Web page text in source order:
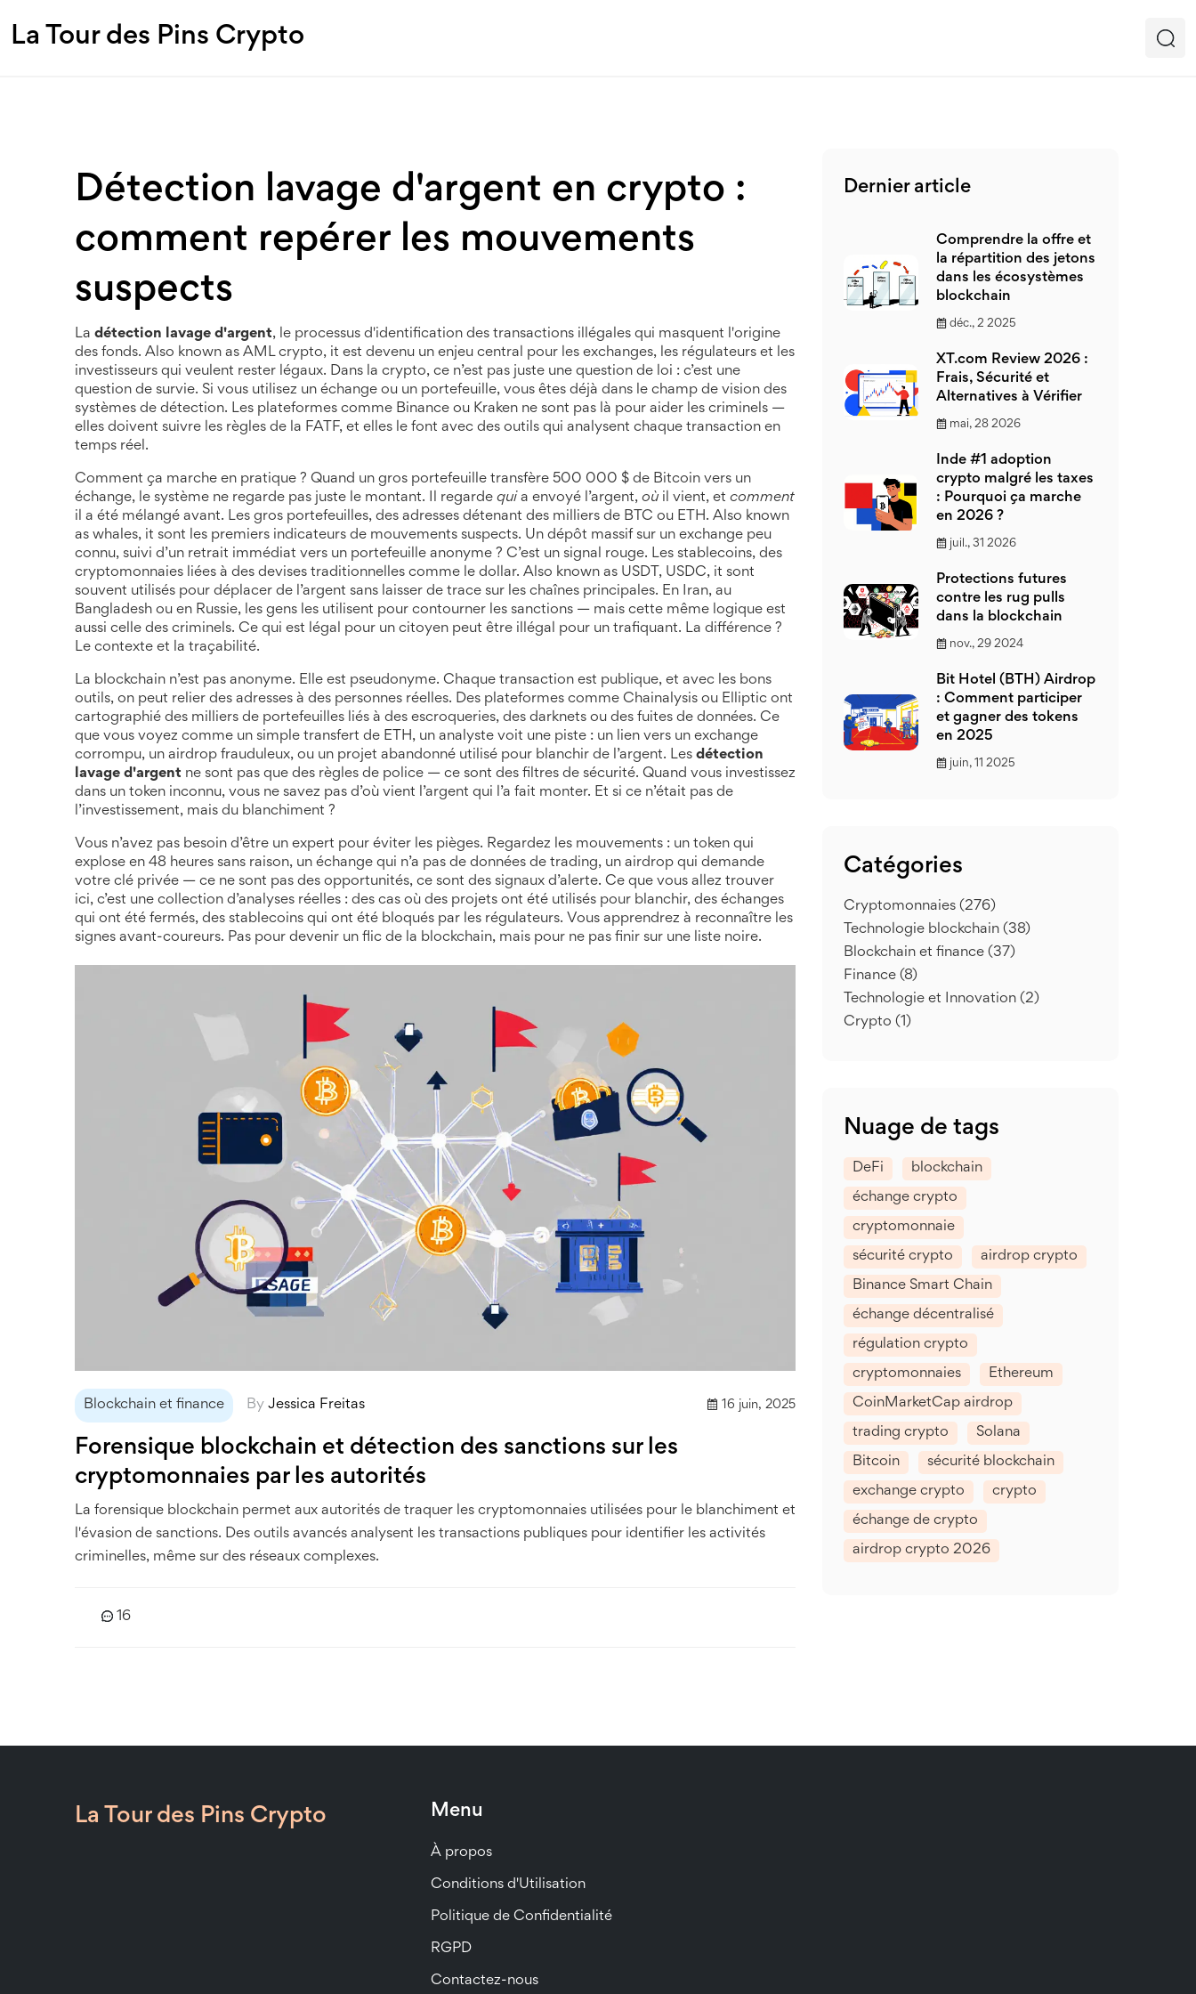
La Tour des Pins Crypto
Détection lavage d'argent en crypto :
comment repérer les mouvements
suspects
La détection lavage d'argent, le processus d'identification des transactions illégales qui masquent l'origine
des fonds. Also known as AML crypto, it est devenu un enjeu central pour les exchanges, les régulateurs et les
investisseurs qui veulent rester légaux. Dans la crypto, ce n’est pas juste une question de loi : c’est une
question de survie. Si vous utilisez un échange ou un portefeuille, vous êtes déjà dans le champ de vision des
systèmes de détection. Les plateformes comme Binance ou Kraken ne sont pas là pour aider les criminels —
elles doivent suivre les règles de la FATF, et elles le font avec des outils qui analysent chaque transaction en
temps réel.
Comment ça marche en pratique ? Quand un gros portefeuille transfère 500 000 $ de Bitcoin vers un
échange, le système ne regarde pas juste le montant. Il regarde qui a envoyé l’argent, où il vient, et comment
il a été mélangé avant. Les gros portefeuilles, des adresses détenant des milliers de BTC ou ETH. Also known
as whales, it sont les premiers indicateurs de mouvements suspects. Un dépôt massif sur un exchange peu
connu, suivi d’un retrait immédiat vers un portefeuille anonyme ? C’est un signal rouge. Les stablecoins, des
cryptomonnaies liées à des devises traditionnelles comme le dollar. Also known as USDT, USDC, it sont
souvent utilisés pour déplacer de l’argent sans laisser de trace sur les chaînes principales. En Iran, au
Bangladesh ou en Russie, les gens les utilisent pour contourner les sanctions — mais cette même logique est
aussi celle des criminels. Ce qui est légal pour un citoyen peut être illégal pour un trafiquant. La différence ?
Le contexte et la traçabilité.
La blockchain n’est pas anonyme. Elle est pseudonyme. Chaque transaction est publique, et avec les bons
outils, on peut relier des adresses à des personnes réelles. Des plateformes comme Chainalysis ou Elliptic ont
cartographié des milliers de portefeuilles liés à des escroqueries, des darknets ou des fuites de données. Ce
que vous voyez comme un simple transfert de ETH, un analyste voit une piste : un lien vers un exchange
corrompu, un airdrop frauduleux, ou un projet abandonné utilisé pour blanchir de l’argent. Les détection
lavage d'argent ne sont pas que des règles de police — ce sont des filtres de sécurité. Quand vous investissez
dans un token inconnu, vous ne savez pas d’où vient l’argent qui l’a fait monter. Et si ce n’était pas de
l’investissement, mais du blanchiment ?
Vous n’avez pas besoin d’être un expert pour éviter les pièges. Regardez les mouvements : un token qui
explose en 48 heures sans raison, un échange qui n’a pas de données de trading, un airdrop qui demande
votre clé privée — ce ne sont pas des opportunités, ce sont des signaux d’alerte. Ce que vous allez trouver
ici, c’est une collection d’analyses réelles : des cas où des projets ont été utilisés pour blanchir, des échanges
qui ont été fermés, des stablecoins qui ont été bloqués par les régulateurs. Vous apprendrez à reconnaître les
signes avant-coureurs. Pas pour devenir un flic de la blockchain, mais pour ne pas finir sur une liste noire.
Blockchain et finance By Jessica Freitas 16 juin, 2025
Forensique blockchain et détection des sanctions sur les
cryptomonnaies par les autorités
La forensique blockchain permet aux autorités de traquer les cryptomonnaies utilisées pour le blanchiment et
l'évasion de sanctions. Des outils avancés analysent les transactions publiques pour identifier les activités
criminelles, même sur des réseaux complexes.
16
Dernier article
Comprendre la offre et
la répartition des jetons
dans les écosystèmes
blockchain
déc., 2 2025
XT.com Review 2026 :
Frais, Sécurité et
Alternatives à Vérifier
mai, 28 2026
Inde #1 adoption
crypto malgré les taxes
: Pourquoi ça marche
en 2026 ?
juil., 31 2026
Protections futures
contre les rug pulls
dans la blockchain
nov., 29 2024
Bit Hotel (BTH) Airdrop
: Comment participer
et gagner des tokens
en 2025
juin, 11 2025
Catégories
Cryptomonnaies (276)
Technologie blockchain (38)
Blockchain et finance (37)
Finance (8)
Technologie et Innovation (2)
Crypto (1)
Nuage de tags
DeFi blockchain
échange crypto
cryptomonnaie
sécurité crypto airdrop crypto
Binance Smart Chain
échange décentralisé
régulation crypto
cryptomonnaies Ethereum
CoinMarketCap airdrop
trading crypto Solana
Bitcoin sécurité blockchain
exchange crypto crypto
échange de crypto
airdrop crypto 2026
La Tour des Pins Crypto Menu
À propos
Conditions d'Utilisation
Politique de Confidentialité
RGPD
Contactez-nous